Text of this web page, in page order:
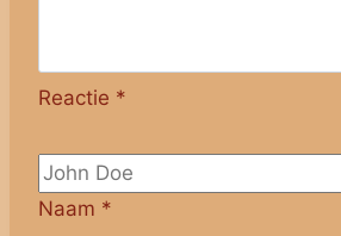
Reactie *
Naam *